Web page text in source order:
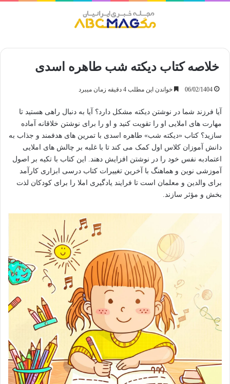
خلاصه کتاب دیکته شب طاهره اسدی
06/02/1404 خواندن این مطلب 4 دقیقه زمان میبرد
آیا فرزند شما در نوشتن دیکته مشکل دارد؟ آیا به دنبال راهی هستید تا
مهارت های املایی او را تقویت کنید و او را برای نوشتن خلاقانه آماده
سازید؟ کتاب «دیکته شب» طاهره اسدی با تمرین های هدفمند و جذاب به
دانش آموزان کلاس اول کمک می کند تا با غلبه بر چالش های املایی
اعتمادبه نفس خود را در نوشتن افزایش دهند. این کتاب با تکیه بر اصول
آموزشی نوین و هماهنگ با آخرین تغییرات کتاب درسی ابزاری کارآمد
برای والدین و معلمان است تا فرایند یادگیری املا را برای کودکان لذت
بخش و مؤثر سازند.